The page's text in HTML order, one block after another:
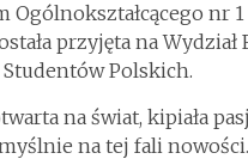
nr
przyjęta na
Studentów Polskich.
na świat, kipiała
na tej fali